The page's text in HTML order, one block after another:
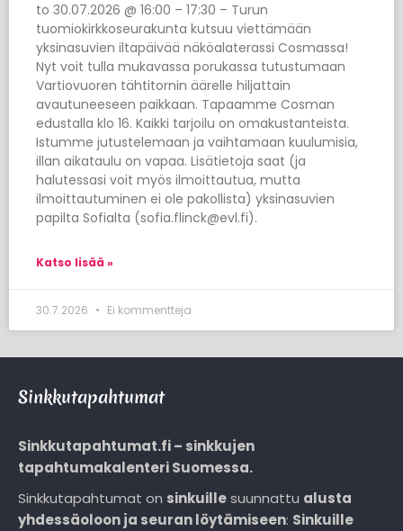
to 30.07.2026 @ 16:00 – 17:30 – Turun
tuomiokirkkoseurakunta kutsuu viettämään
yksinasuvien iltapäivää näköalaterassi Cosmassa!
Nyt voit tulla mukavassa porukassa tutustumaan
Vartiovuoren tähtitornin äärelle hiljattain
avautuneeseen paikkaan. Tapaamme Cosman
edustalla klo 16. Kaikki tarjoilu on omakustanteista.
Istumme jutustelemaan ja vaihtamaan kuulumisia,
illan aikataulu on vapaa. Lisätietoja saat (ja
halutessasi voit myös ilmoittautua, mutta
ilmoittautuminen ei ole pakollista) yksinasuvien
papilta Sofialta (sofia.flinck@evl.fi).
Katso lisää »
30.7.2026 Ei kommentteja
Sinkkutapahtumat
Sinkkutapahtumat.fi – sinkkujen
tapahtumakalenteri Suomessa.
Sinkkutapahtumat on sinkuillesuunnattu alusta
yhdessäoloon ja seuran löytämiseen: Sinkuille